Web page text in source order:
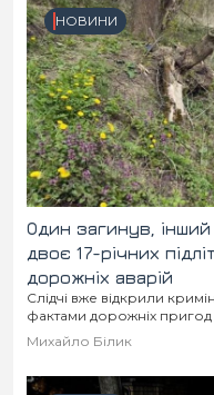
НОВИНИ
Один загинув, інший
двоє 17-річних
дорожніх аварій
Слідчі вже відкрили
фактами дорожніх пригод
Михайло Білик